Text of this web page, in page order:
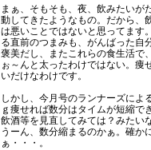
まぁ、そもそも、夜、飲みたいが
動してきたようなもの。だから、
は悪いことではないと思ってます
る直前のつまみも、がんばった自
褒美だし、またこれらの食生活で
ぉ～んと太ったわけではない。痩
いだけなわけです。
しかし、今月号のランナーズによ
ｇ痩せれば数分はタイムが短縮で
飲酒等を見直してみては？みたい
うーん、数分縮まるのかぁ。確か
ぁ・・・。